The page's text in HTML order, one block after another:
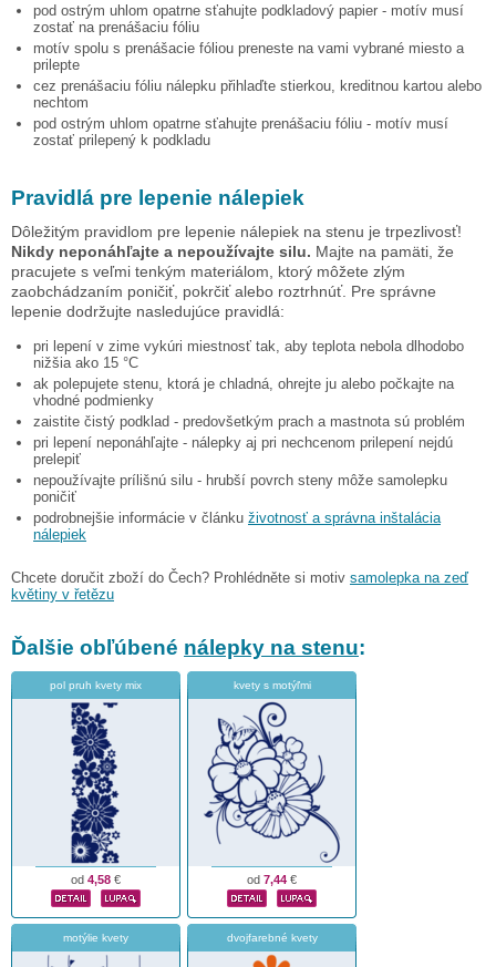
pod ostrým uhlom opatrne sťahujte podkladový papier - motív musí
zostať na prenášaciu fóliu
motív spolu s prenášacie fóliou preneste na vami vybrané miesto a
prilepte
cez prenášaciu fóliu nálepku přihlaďte stierkou, kreditnou kartou alebo
nechtom
pod ostrým uhlom opatrne sťahujte prenášaciu fóliu - motív musí
zostať prilepený k podkladu
Pravidlá pre lepenie nálepiek
Dôležitým pravidlom pre lepenie nálepiek na stenu je trpezlivosť!
Nikdy neponáhľajte a nepoužívajte silu. Majte na pamäti, že
pracujete s veľmi tenkým materiálom, ktorý môžete zlým
zaobchádzaním poničiť, pokrčiť alebo roztrhnúť. Pre správne
lepenie dodržujte nasledujúce pravidlá:
pri lepení v zime vykúri miestnosť tak, aby teplota nebola dlhodobo
nižšia ako 15 °C
ak polepujete stenu, ktorá je chladná, ohrejte ju alebo počkajte na
vhodné podmienky
zaistite čistý podklad - predovšetkým prach a mastnota sú problém
pri lepení neponáhľajte - nálepky aj pri nechcenom prilepení nejdú
prelepiť
nepoužívajte prílišnú silu - hrubší povrch steny môže samolepku
poničiť
podrobnejšie informácie v článku životnosť a správna inštalácia
nálepiek
Chcete doručit zboží do Čech? Prohlédněte si motiv samolepka na zeď
květiny v řetězu
Ďalšie obľúbené nálepky na stenu:
pol pruh kvety mix
od 4,58 €
kvety s motýľmi
od 7,44 €
motýlie kvety dvojfarebné kvety